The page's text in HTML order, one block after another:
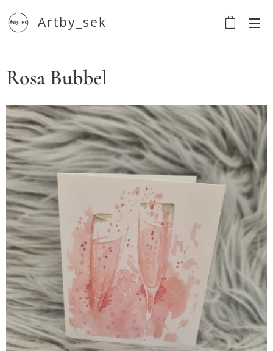
Artby_sek
Rosa Bubbel